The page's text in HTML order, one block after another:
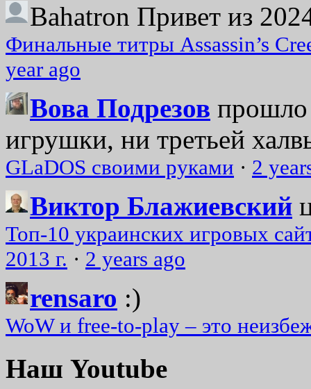
Bahatron Привет из
Финальные титры Assassin’s
year ago
Вова Подрезов прошло
игрушки, ни третьей
GLaDOS своими руками · 2
Виктор Блажиевский
Топ-10 украинских игровых
2013 г. · 2 years ago
rensaro :)
WoW и free-to-play – это
Наш Youtube